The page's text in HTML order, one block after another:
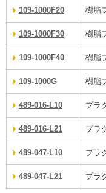
109-1000F20 樹脂
109-1000F30 樹脂
109-1000F40 樹脂
109-1000G 樹脂
489-016-L10 プラ
489-016-L21 プラ
489-047-L10 プラ
489-047-L21 プラ